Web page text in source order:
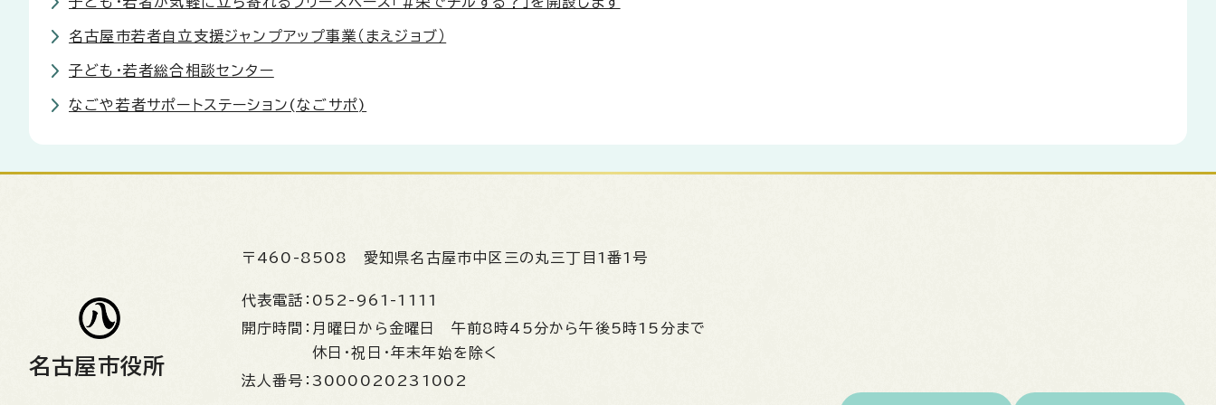
名古屋市若者自立支援ジャンプアップ事業（まえジョブ）
子ども・若者総合相談センター
なごや若者サポートステーション(なごサポ)
名古屋市役所
〒460-8508 愛知県名古屋市中区三の丸三丁目1番1号
代表電話： 052-961-1111
開庁時間： 月曜日から金曜日 午前8時45分から午後5時15分まで
休日・祝日・年末年始を除く
法人番号： 3000020231002